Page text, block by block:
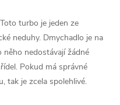
turbo je jeden ze
neduhy. Dmychadlo je na
nedostávají žádné
Pokud má správné
tak je zcela spolehlivé.